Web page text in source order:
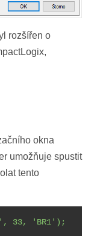
rozšířen o
okna
umožňuje spustit
tento
33, 'BR1');